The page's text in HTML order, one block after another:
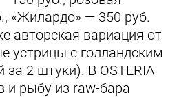
«Жилардо» — 350 руб.
авторская вариация от
устрицы с голландским
за 2 штуки). В OSTERIA
и рыбу из raw-бара